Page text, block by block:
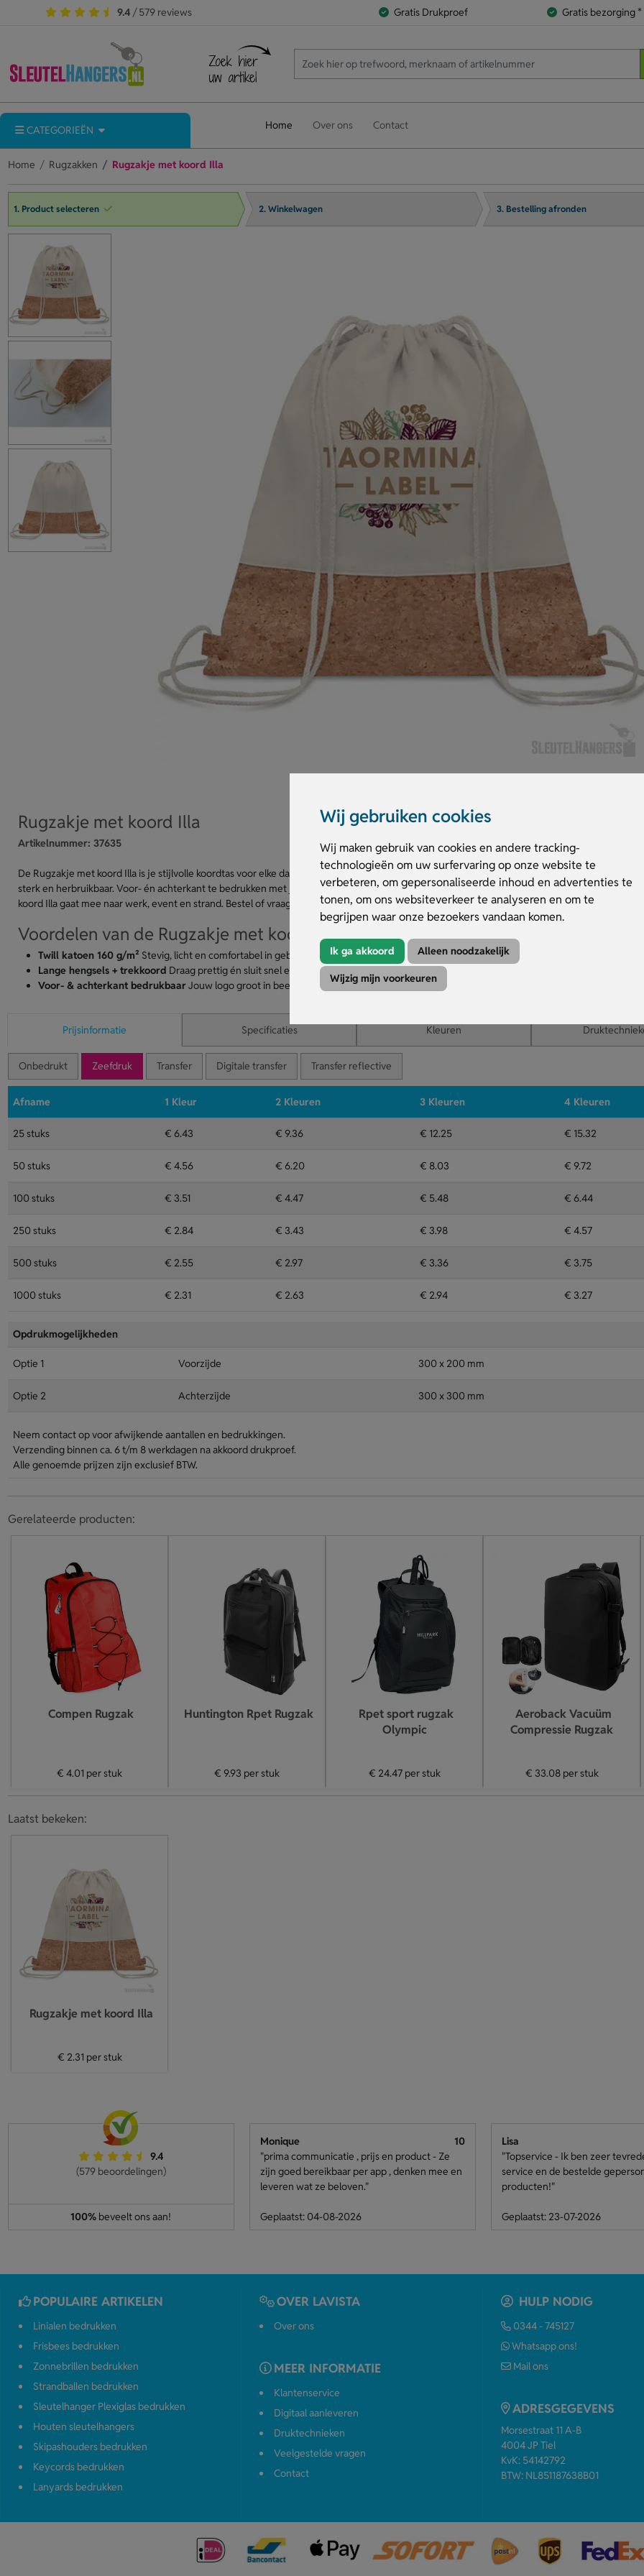
Wij gebruiken cookies
Wij maken gebruik van cookies en andere tracking-
technologieën om uw surfervaring op onze website te
verbeteren, om gepersonaliseerde inhoud en advertenties te
tonen, om ons websiteverkeer te analyseren en om te
begrijpen waar onze bezoekers vandaan komen.
Ik ga akkoord Alleen noodzakelijk
Wijzig mijn voorkeuren
9.4 / 579 reviews Gratis Drukproef Gratis bezorging *
CATEGORIEËN Home Over ons Contact
Home Rugzakken Rugzakje met koord Illa
1. Product selecteren 2. Winkelwagen 3. Bestelling afronden
Rugzakje met koord Illa
Artikelnummer: 37635
De Rugzakje met koord Illa is je stijlvolle koordtas voor elke dag. Twill katoen 160 g/m² met kurkdetail onderaan. Lange hengsels en
sterk en herbruikbaar. Voor- én achterkant te bedrukken met jouw logo; door natuurlijke kurk kan de opdruk per item licht variëren. De
koord Illa gaat mee naar werk, event en strand. Bestel of vraag een prijs op.
Voordelen van de Rugzakje met koord Illa
Twill katoen 160 g/m² Stevig, licht en comfortabel in gebruik.
Lange hengsels + trekkoord Draag prettig én sluit snel en veilig.
Voor- & achterkant bedrukbaarJouw logo groot in beeld; natuurlijke kurk kan variëren.
Prijsinformatie Specificaties Kleuren
Onbedrukt Zeefdruk Transfer Digitale transfer Transfer reflective
Afname 1 Kleur 2 Kleuren 3 Kleuren 4 Kleuren
25 stuks € 6.43 € 9.36 € 12.25 € 15.32
50 stuks € 4.56 € 6.20 € 8.03 € 9.72
100 stuks € 3.51 € 4.47 € 5.48 € 6.44
250 stuks € 2.84 € 3.43 € 3.98 € 4.57
500 stuks € 2.55 € 2.97 € 3.36 € 3.75
1000 stuks € 2.31 € 2.63 € 2.94 € 3.27
Opdrukmogelijkheden
Optie 1 Voorzijde 300 x 200 mm
Optie 2 Achterzijde 300 x 300 mm
Neem contact op voor afwijkende aantallen en bedrukkingen.
Verzending binnen ca. 6 t/m 8 werkdagen na akkoord drukproef.
Alle genoemde prijzen zijn exclusief BTW.
Gerelateerde producten:
Compen Rugzak
€ 4.01 per stuk
Huntington Rpet Rugzak
€ 9.93 per stuk
Rpet sport rugzak
Olympic
€ 24.47per stuk
Aeroback Vacuüm
Compressie Rugzak
€ 33.08per stuk
Laatst bekeken:
Rugzakje met koord Illa
€ 2.31 per stuk
9.4
(579 beoordelingen)
100% beveelt ons aan!
Monique
10
"prima communicatie , prijs en product - Ze
zijn goed bereikbaar per app , denken mee en
leveren wat ze beloven."
Geplaatst: 04-08-2026
Lisa
"Topservice - Ik ben zeer
service en de bestelde
producten!"
Geplaatst: 23-07-2026
POPULAIRE ARTIKELEN
Linialen bedrukken
Frisbees bedrukken
Zonnebrillen bedrukken
Strandballen bedrukken
Sleutelhanger Plexiglas bedrukken
Houten sleutelhangers
Skipashouders bedrukken
Keycords bedrukken
Lanyards bedrukken
OVER LAVISTA
Over ons
MEER INFORMATIE
Klantenservice
Digitaal aanleveren
Druktechnieken
Veelgestelde vragen
Contact
HULP NODIG
0344 - 745127
Whatsapp ons!
Mail ons
ADRESGEGEVENS
Morsestraat 11 A-B
4004 JP Tiel
KvK: 54142792
BTW: NL851187638B01